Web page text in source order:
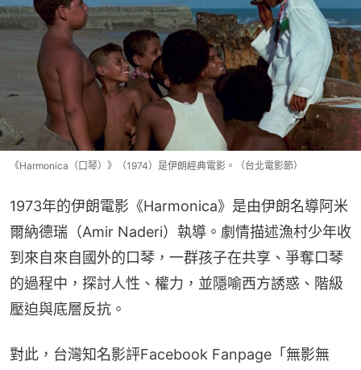
《Harmonica（口琴）》（1974）是伊朗經典電影。（台北電影節）
1973年的伊朗電影《Harmonica》是由伊朗名導阿米
爾納德瑞（Amir Naderi）執導。劇情描述漁村少年收
到來自來自國外的口琴，一群孩子在共享、爭奪口琴
的過程中，探討人性、權力，並隱喻西方誘惑、階級
壓迫與底層反抗。
對此，台灣知名影評Facebook Fanpage「無影無